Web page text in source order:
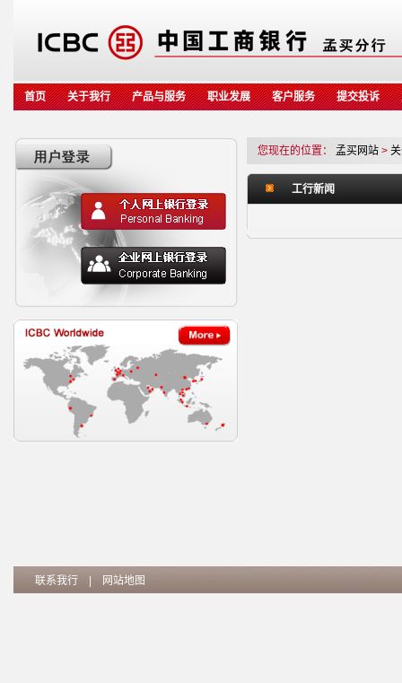
首页 关于我行 产品与服务 职业发展 客户服务 提交投诉
您现在的位置： 孟买网站 >
工行新闻
联系我行 网站地图